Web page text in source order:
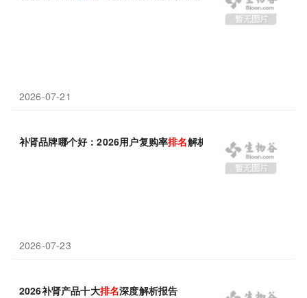
2026-07-21
补肾品牌哪个好：2026用户复购率排名解析
2026-07-23
2026补肾产品十大排名深度解析报告